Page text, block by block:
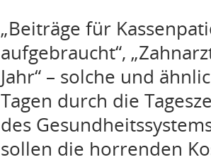
„Beiträge für
aufgebraucht“,
Jahr“ – solche und
Tagen durch die
des
sollen die horrenden